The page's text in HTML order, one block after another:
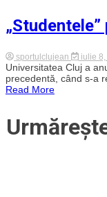
sportulclujean iulie 8,
Universitatea Cluj a
precedentă, când s-a
Read More